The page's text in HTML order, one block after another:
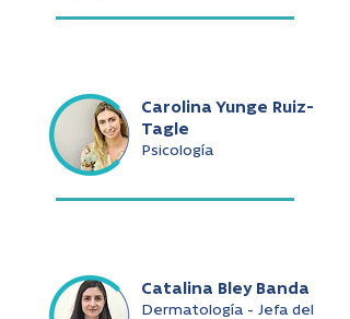
Carolina Yunge Ruiz-
Tagle
Psicología
Catalina Bley Banda
Dermatología - Jefa del